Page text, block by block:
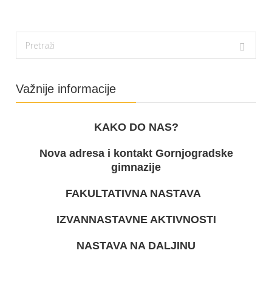
Važnije informacije
KAKO DO NAS?
Nova adresa i kontakt Gornjogradske
gimnazije
FAKULTATIVNA NASTAVA
IZVANNASTAVNE AKTIVNOSTI
NASTAVA NA DALJINU